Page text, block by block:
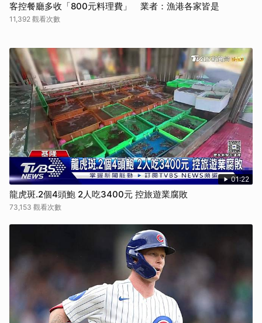
客控餐廳多收「800元料理費」 業者：漁港各家皆是
11,392 觀看次數
01:22
龍虎斑.2個4頭鮑 2人吃3400元 控旅遊業腐敗
73,153 觀看次數